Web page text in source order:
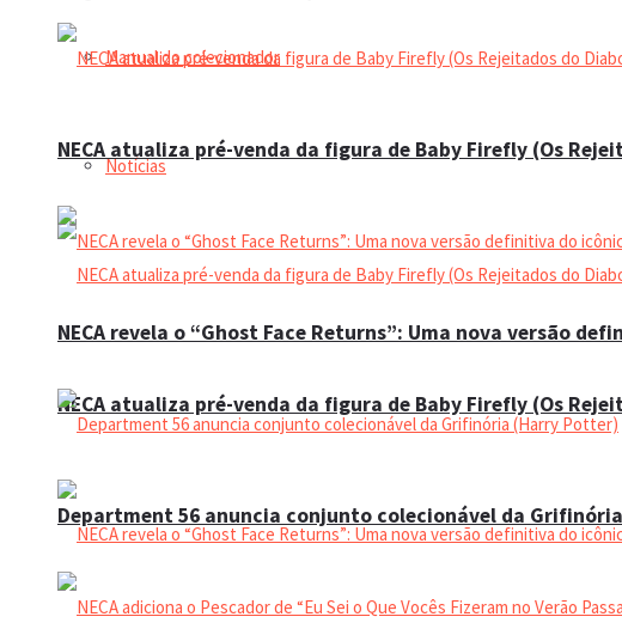
Manual do colecionador
Notícias
NECA atualiza pré-venda da figura de Baby Firefly (Os
NECA atualiza pré-venda da figura de Baby Firefly (Os
NECA revela o “Ghost Face Returns”: Uma nova versão
Department 56 anuncia conjunto colecionável da